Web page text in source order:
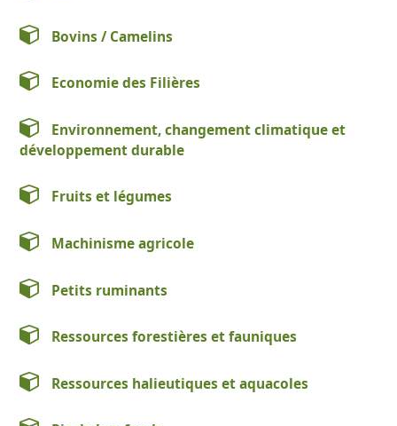
Bovins / Camelins
Economie des Filières
Environnement, changement climatique et
développement durable
Fruits et légumes
Machinisme agricole
Petits ruminants
Ressources forestières et fauniques
Ressources halieutiques et aquacoles